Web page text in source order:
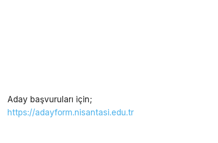
Aday başvuruları için;
https://adayform.nisantasi.edu.tr